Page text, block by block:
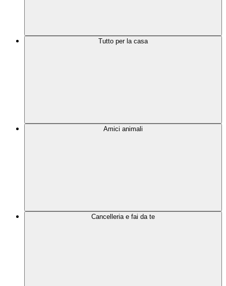
Tutto per la casa
Amici animali
Cancelleria e fai da te